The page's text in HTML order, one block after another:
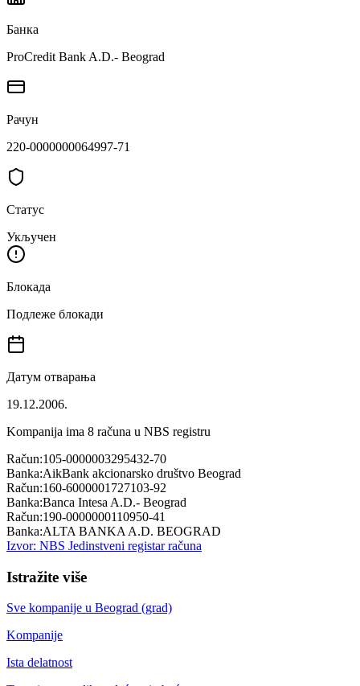
Банка
ProCredit Bank A.D.- Beograd
Рачун
220-0000000064997-71
Статус
Укључен
Блокада
Подлеже блокади
Датум отварања
19.12.2006.
Kompanija ima 8 računa u NBS registru
Račun:105-0000003295432-70
Banka:AikBank akcionarsko društvo Beograd
Račun:160-6000001727103-92
Banka:Banca Intesa A.D.- Beograd
Račun:190-0000000110950-41
Banka:ALTA BANKA A.D. BEOGRAD
Izvor: NBS Jedinstveni registar računa
Istražite više
Sve kompanije u Beograd (grad)
Kompanije
Ista delatnost